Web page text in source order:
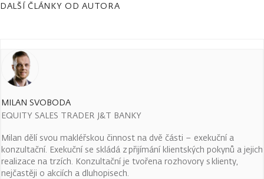
DALŠÍ ČLÁNKY OD AUTORA
MILAN SVOBODA
EQUITY SALES TRADER J&T BANKY
Milan dělí svou makléřskou činnost na dvě části – exekuční a
konzultační. Exekuční se skládá z přijímání klientských pokynů a jejich
realizace na trzích. Konzultační je tvořena rozhovory s klienty,
nejčastěji o akciích a dluhopisech.